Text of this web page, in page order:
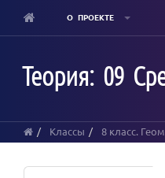
content
О ПРОЕКТЕ
Теория: 09
Классы 8 класс.